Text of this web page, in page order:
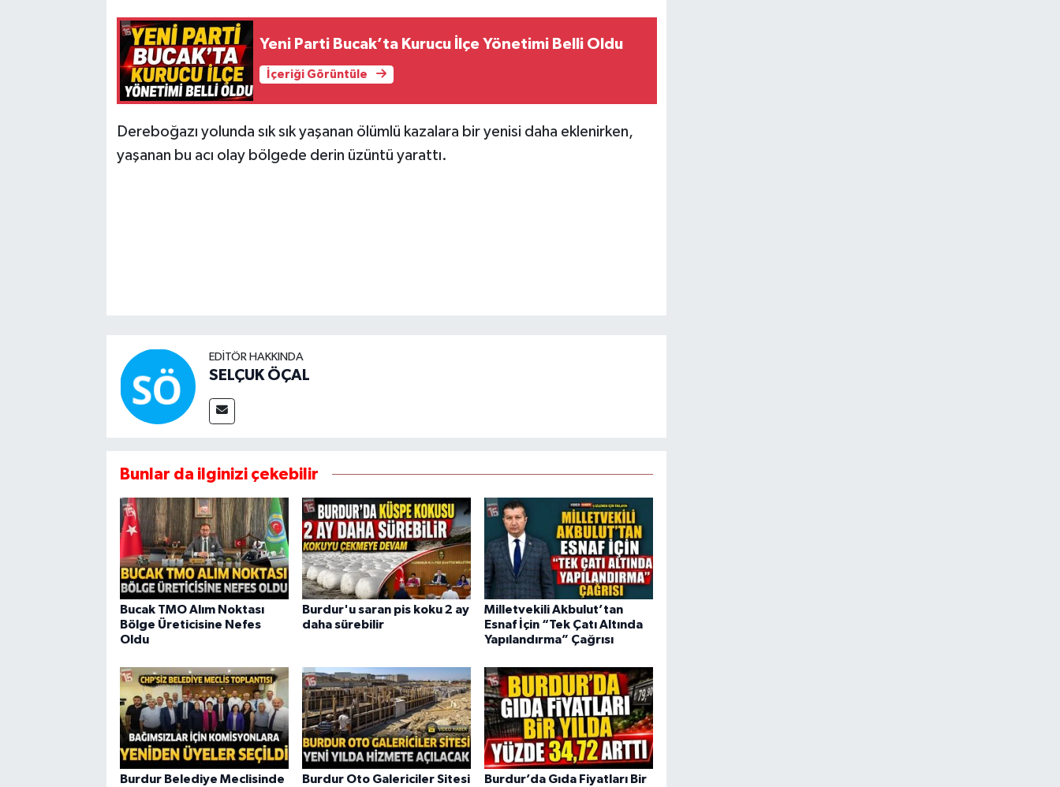
Yeni Parti Bucak’ta Kurucu İlçe Yönetimi Belli Oldu
İçeriği Görüntüle
Dereboğazı yolunda sık sık yaşanan ölümlü kazalara bir yenisi daha eklenirken,
yaşanan bu acı olay bölgede derin üzüntü yarattı.
EDITÖR HAKKINDA
SELÇUK ÖÇAL
Bunlar da ilginizi çekebilir
Bucak TMO Alım Noktası
Bölge Üreticisine Nefes
Oldu
Burdur'u saran pis koku 2 ay
daha sürebilir
Milletvekili Akbulut’tan
Esnaf İçin “Tek Çatı Altında
Yapılandırma” Çağrısı
Burdur Belediye Meclisinde
Burdur Oto Galericiler Sitesi
Burdur’da Gıda Fiyatları Bir